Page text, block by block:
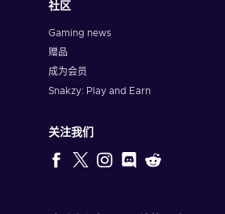
社区
Gaming news
赠品
成为会员
Snakzy: Play and Earn
关注我们